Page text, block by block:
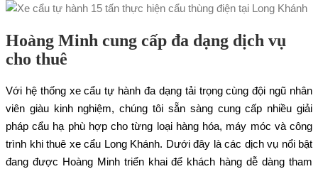
Hoàng Minh cung cấp đa dạng dịch vụ
cho thuê
Với hệ thống xe cẩu tự hành đa dạng tải trọng cùng đội ngũ nhân
viên giàu kinh nghiệm, chúng tôi sẵn sàng cung cấp nhiều giải
pháp cẩu hạ phù hợp cho từng loại hàng hóa, máy móc và công
trình khi thuê xe cẩu Long Khánh. Dưới đây là các dịch vụ nổi bật
đang được Hoàng Minh triển khai để khách hàng dễ dàng tham